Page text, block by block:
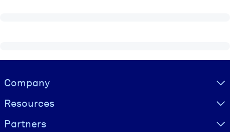
Visually hidden Text
Company
Resources
Partners